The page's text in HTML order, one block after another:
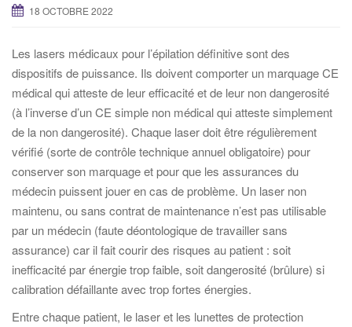
18 OCTOBRE 2022
Les lasers médicaux pour l’épilation définitive sont des
dispositifs de puissance. Ils doivent comporter un marquage CE
médical qui atteste de leur efficacité et de leur non dangerosité
(à l’inverse d’un CE simple non médical qui atteste simplement
de la non dangerosité). Chaque laser doit être régulièrement
vérifié (sorte de contrôle technique annuel obligatoire) pour
conserver son marquage et pour que les assurances du
médecin puissent jouer en cas de problème. Un laser non
maintenu, ou sans contrat de maintenance n’est pas utilisable
par un médecin (faute déontologique de travailler sans
assurance) car il fait courir des risques au patient : soit
inefficacité par énergie trop faible, soit dangerosité (brûlure) si
calibration défaillante avec trop fortes énergies.
Entre chaque patient, le laser et les lunettes de protection